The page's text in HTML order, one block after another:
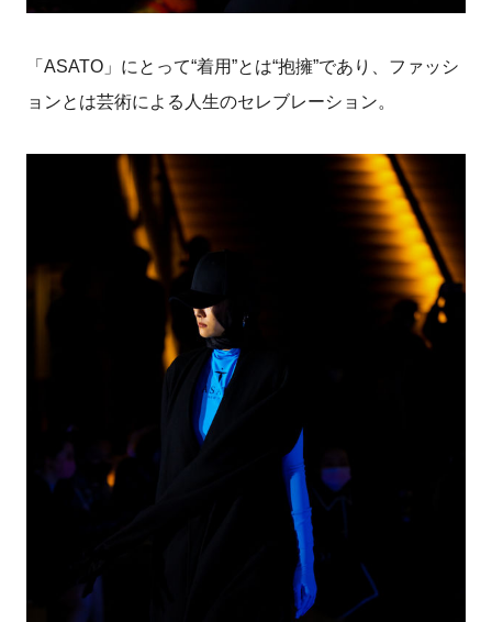
「ASATO」にとって“着用”とは“抱擁”であり、ファッシ
ョンとは芸術による人生のセレブレーション。